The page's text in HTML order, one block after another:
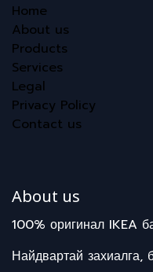
Home
About us
Products
Services
Legal
Privacy Policy
Contact us
About us
100% оригинал IKEA
Найдвартай захиалга,